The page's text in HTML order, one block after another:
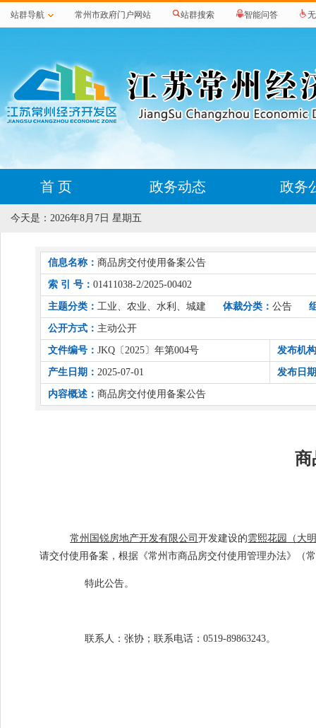
站群导航 常州市政府门户网站 站群搜索 智能问答
首 页 政务动态 政务
今天是： 2026年8月7日 星期五
信息名称： 商品房交付使用备案公告
索 引 号： 01411038-2/2025-00402
主题分类： 工业、农业、水利、城建 体裁分类： 公告
公开方式： 主动公开
文件编号： JKQ〔2025〕年第004号 发布机
产生日期： 2025-07-01 发布日
内容概述： 商品房交付使用备案公告
商
常州 国锐房地产开发有限公司开发建设的雲熙花园
（大
请交付使用备案 ，根据《常州市商品房交付使用管理办法》（
特此公告。
联系人：张协；联系电话：0519-89863243。